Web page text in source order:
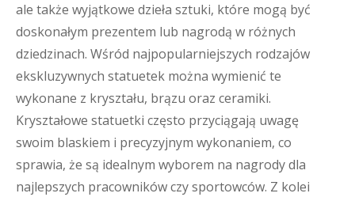
ale także wyjątkowe dzieła sztuki, które mogą być
doskonałym prezentem lub nagrodą w różnych
dziedzinach. Wśród najpopularniejszych rodzajów
ekskluzywnych statuetek można wymienić te
wykonane z kryształu, brązu oraz ceramiki.
Kryształowe statuetki często przyciągają uwagę
swoim blaskiem i precyzyjnym wykonaniem, co
sprawia, że są idealnym wyborem na nagrody dla
najlepszych pracowników czy sportowców. Z kolei